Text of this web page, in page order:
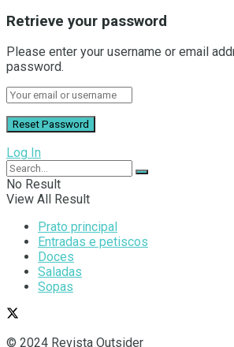
Retrieve your password
Please enter your username or email
password.
Log In
No Result
View All Result
Prato principal
Entradas e petiscos
Doces
Saladas
Sopas
© 2024 Revista Outsider